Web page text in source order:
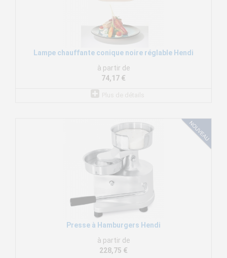
Lampe chauffante conique noire réglable Hendi
à partir de
74,17 €
Presse à Hamburgers Hendi
à partir de
228,75 €